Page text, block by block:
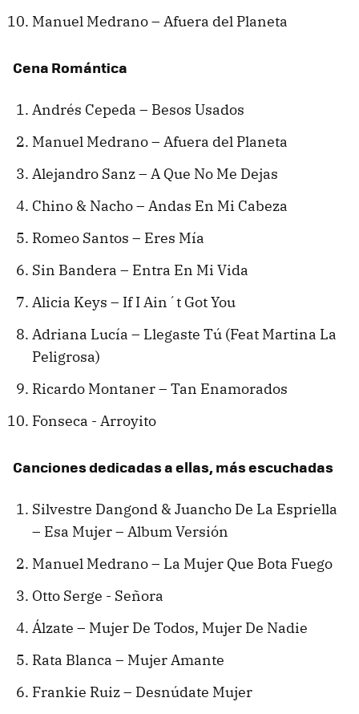
Manuel Medrano – Afuera del Planeta
Cena Romántica
Andrés Cepeda – Besos Usados
Manuel Medrano – Afuera del Planeta
Alejandro Sanz – A Que No Me Dejas
Chino & Nacho – Andas En Mi Cabeza
Romeo Santos – Eres Mía
Sin Bandera – Entra En Mi Vida
Alicia Keys – If I Ain´t Got You
Adriana Lucía – Llegaste Tú (Feat Martina La
Peligrosa)
Ricardo Montaner – Tan Enamorados
Fonseca - Arroyito
Canciones dedicadas a ellas, más escuchadas
Silvestre Dangond & Juancho De La Espriella
– Esa Mujer – Album Versión
Manuel Medrano – La Mujer Que Bota Fuego
Otto Serge - Señora
Álzate – Mujer De Todos, Mujer De Nadie
Rata Blanca – Mujer Amante
Frankie Ruiz – Desnúdate Mujer